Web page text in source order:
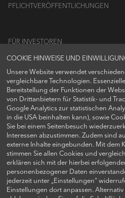
COOKIE HINWEISE UND
Unsere Website verwendet
vergleichbare Technologien.
Bereitstellung der Funktionen der
von Drittanbietern für Statistik- und
Google Analytics zur statistischen
in die USA beinhalten kann), sowie
Sie bei einem Seitenbesuch
Interessen abzustimmen. Zudem sind
externe Inhalte eingebunden. Mit dem
stimmen Sie allen Cookies und
erklären sich mit der hierbei
personenbezogener Daten
jederzeit unter „Einstellungen“
Einstellungen dort anpassen.
PFLICHTVERÖFFENTLICHUNGEN
FÜR INVESTOREN
LOGIN
FOLGEN SIE UNS AUF